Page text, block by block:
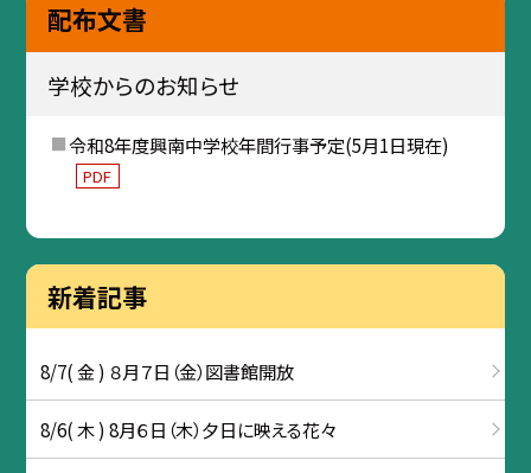
配布文書
学校からのお知らせ
令和8年度興南中学校年間行事予定(5月1日現在)
PDF
新着記事
8/7( 金 ) ８月７日（金）図書館開放
8/6( 木 ) 8月６日（木）夕日に映える花々